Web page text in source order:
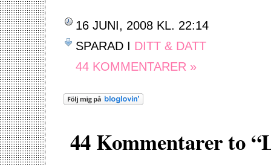
16 JUNI, 2008 KL. 22:14
SPARAD I DITT & DATT
44 KOMMENTARER »
44 Kommentarer to